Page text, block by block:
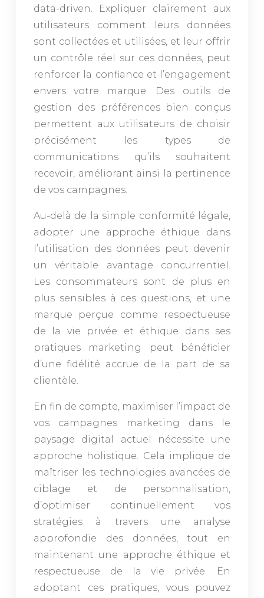
data-driven. Expliquer clairement aux
utilisateurs comment leurs données
sont collectées et utilisées, et leur offrir
un contrôle réel sur ces données, peut
renforcer la confiance et l’engagement
envers votre marque. Des outils de
gestion des préférences bien conçus
permettent aux utilisateurs de choisir
précisément les types de
communications qu’ils souhaitent
recevoir, améliorant ainsi la pertinence
de vos campagnes.
Au-delà de la simple conformité légale,
adopter une approche éthique dans
l’utilisation des données peut devenir
un véritable avantage concurrentiel.
Les consommateurs sont de plus en
plus sensibles à ces questions, et une
marque perçue comme respectueuse
de la vie privée et éthique dans ses
pratiques marketing peut bénéficier
d’une fidélité accrue de la part de sa
clientèle.
En fin de compte, maximiser l’impact de
vos campagnes marketing dans le
paysage digital actuel nécessite une
approche holistique. Cela implique de
maîtriser les technologies avancées de
ciblage et de personnalisation,
d’optimiser continuellement vos
stratégies à travers une analyse
approfondie des données, tout en
maintenant une approche éthique et
respectueuse de la vie privée. En
adoptant ces pratiques, vous pouvez